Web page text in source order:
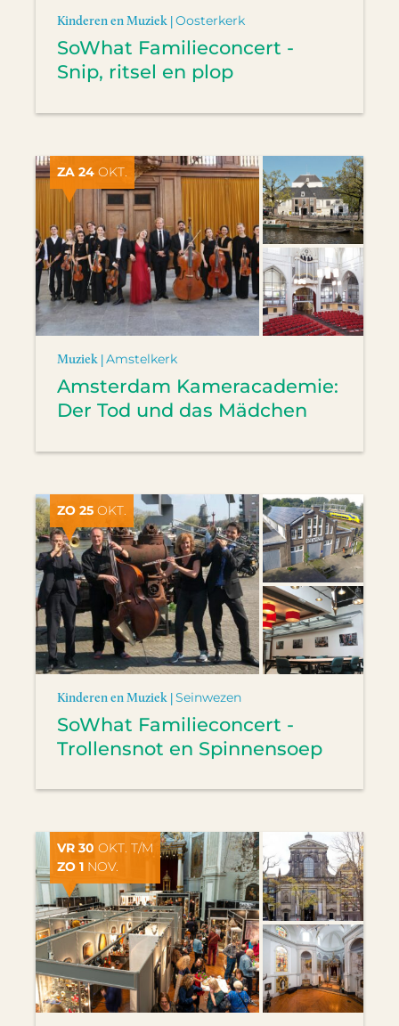
Kinderen en Muziek |Oosterkerk
SoWhat Familieconcert -
Snip, ritsel en plop
ZA 24 OKT.
Muziek |Amstelkerk
Amsterdam Kameracademie:
Der Tod und das Mädchen
ZO 25 OKT.
Kinderen en Muziek |Seinwezen
SoWhat Familieconcert -
Trollensnot en Spinnensoep
VR 30 OKT. T/M
ZO 1 NOV.